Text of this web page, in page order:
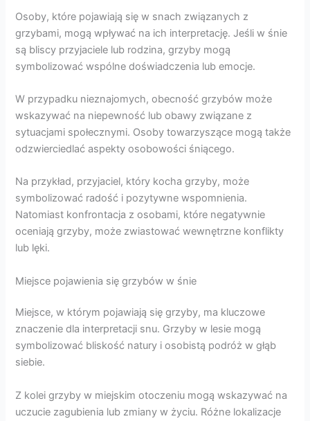
Osoby, które pojawiają się w snach związanych z
grzybami, mogą wpływać na ich interpretację. Jeśli w śnie
są bliscy przyjaciele lub rodzina, grzyby mogą
symbolizować wspólne doświadczenia lub emocje.
W przypadku nieznajomych, obecność grzybów może
wskazywać na niepewność lub obawy związane z
sytuacjami społecznymi. Osoby towarzyszące mogą także
odzwierciedlać aspekty osobowości śniącego.
Na przykład, przyjaciel, który kocha grzyby, może
symbolizować radość i pozytywne wspomnienia.
Natomiast konfrontacja z osobami, które negatywnie
oceniają grzyby, może zwiastować wewnętrzne konflikty
lub lęki.
Miejsce pojawienia się grzybów w śnie
Miejsce, w którym pojawiają się grzyby, ma kluczowe
znaczenie dla interpretacji snu. Grzyby w lesie mogą
symbolizować bliskość natury i osobistą podróż w głąb
siebie.
Z kolei grzyby w miejskim otoczeniu mogą wskazywać na
uczucie zagubienia lub zmiany w życiu. Różne lokalizacje